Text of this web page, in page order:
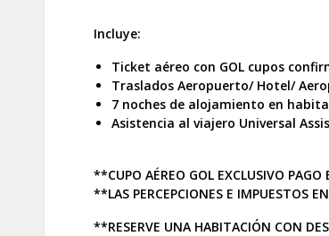
Incluye:
Ticket aéreo con GOL cupos
Traslados Aeropuerto/ Hotel/
7 noches de alojamiento en
Asistencia al viajero Universal
**CUPO AÉREO GOL EXCLUSIVO
**LAS PERCEPCIONES E IMPUESTOS
**RESERVE UNA HABITACIÓN CON